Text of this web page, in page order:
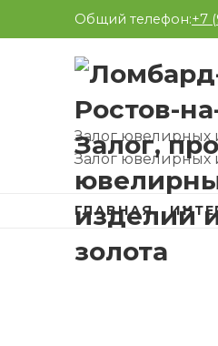
Общий телефон:+7
Залог ювелирных
Залог ювелирных
ГЛАВНАЯ